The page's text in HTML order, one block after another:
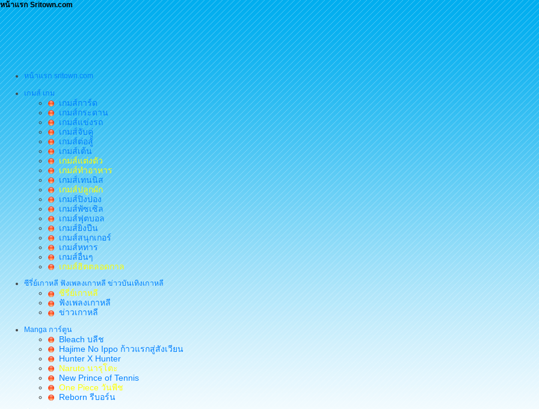
หน้าแรก Sritown.com
หน้าแรก sritown.com
เกมส์ เกม
เกมส์การ์ด
เกมส์กระดาน
เกมส์แข่งรถ
เกมส์จับคู่
เกมส์ต่อสู้
เกมส์เต้น
เกมส์แต่งตัว
เกมส์ทำอาหาร
เกมส์เทนนิส
เกมส์ปลูกผัก
เกมส์ปิงปอง
เกมส์พัซเซิล
เกมส์ฟุตบอล
เกมส์ยิงปืน
เกมส์สนุกเกอร์
เกมส์หทาร
เกมส์อื่นๆ
เกมส์ฮิตตลอดกาล
ซีรี่ย์เกาหลี ฟังเพลงเกาหลี ข่าวบันเทิงเกาหลี
ซีรี่ย์เกาหลี
ฟังเพลงเกาหลี
ข่าวเกาหลี
Manga การ์ตูน
Bleach บลีช
Hajime No Ippo ก้าวแรกสู่สังเวียน
Hunter X Hunter
Naruto นารุโตะ
New Prince of Tennis
One Piece วันพีช
Reborn รีบอร์น